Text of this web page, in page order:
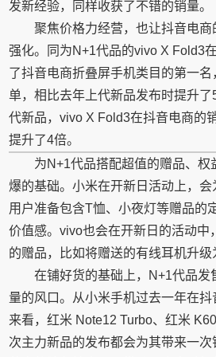
发新经验，同样收获了不错的销量。
聚焦价格力经营，也让抖音电
强化。同为N+1代品的vivo X Fold3
了抖音电商折叠屏手机类目的第一
单，相比去年上代新品发布时提升
代新品，vivo X Fold3在抖音电商的
提升了4倍。
为N+1代品搭配超值的赠品、权
爆的基础。小米在开新日活动上，
用户准备包含T恤、小夜灯等赠品的
价值感。vivo也会在开新日的活动中
的赠品，比如将赠送的有线耳机升级
在铺好货的基础上，N+1代品发
量的风口。从小米手机过去一年在
来看，红米 Note12 Turbo、红米
次主力新品的发布都会为其带来一